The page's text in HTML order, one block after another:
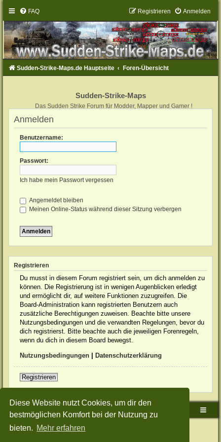
Diese Website nutzt Cookies, um dir den
bestmöglichen Komfort bei der Nutzung zu
bieten. Mehr erfahren
FAQ Anmelden
Registrieren
Sudden-Strike-Maps.de Hauptseite Foren-Übersicht
Sudden-Strike-Maps
Das Sudden Strike Forum für Modder, Mapper und Gamer !
Anmelden
Benutzername:
Passwort:
Ich habe mein Passwort vergessen
Angemeldet bleiben
Meinen Online-Status während dieser Sitzung verbergen
Registrieren
Du musst in diesem Forum registriert sein, um dich anmelden zu
können. Die Registrierung ist in wenigen Augenblicken erledigt
und ermöglicht dir, auf weitere Funktionen zuzugreifen. Die
Board-Administration kann registrierten Benutzern auch
zusätzliche Berechtigungen zuweisen. Beachte bitte unsere
Nutzungsbedingungen und die verwandten Regelungen, bevor du
dich registrierst. Bitte beachte auch die jeweiligen Forenregeln,
wenn du dich in diesem Board bewegst.
Nutzungsbedingungen Datenschutzerklärung
Registrieren
Sudden-Strike-Maps.de Hauptseite Foren-Übersicht
Powered byphpBB® Forum Software © phpBB Limited